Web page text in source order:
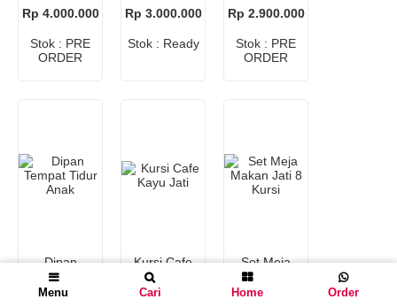
cm
Rp 4.000.000
Stok : PRE
ORDER
Rp 3.000.000
Stok : Ready
Rp 2.900.000
Stok : PRE
ORDER
Dipan
Tempat Tidur
Anak
Rp 3.500.000
Kursi Cafe
Kayu Jati
Rp 850.000
Set Meja
Makan Jati 8
Kursi
Rp
Menu Cari Home Order
Menu Cari Home Order